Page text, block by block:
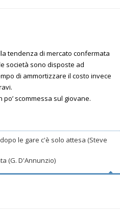
tendenza di mercato confermata
società sono disposte ad
di ammortizzare il costo invece
scommessa sul giovane.
le gare c'è solo attesa (Steve
(G. D'Annunzio)